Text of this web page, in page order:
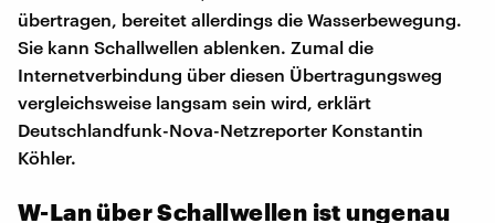
übertragen, bereitet allerdings die Wasserbewegung.
Sie kann Schallwellen ablenken. Zumal die
Internetverbindung über diesen Übertragungsweg
vergleichsweise langsam sein wird, erklärt
Deutschlandfunk-Nova-Netzreporter Konstantin
Köhler.
W-Lan über Schallwellen ist ungenau